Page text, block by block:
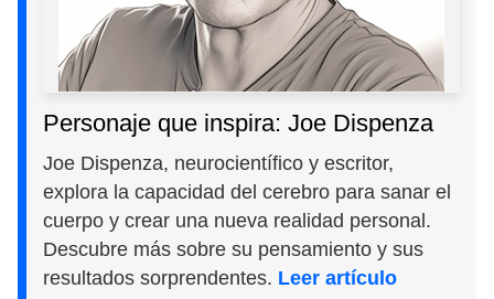
Personaje que inspira: Joe Dispenza
Joe Dispenza, neurocientífico y escritor,
explora la capacidad del cerebro para sanar el
cuerpo y crear una nueva realidad personal.
Descubre más sobre su pensamiento y sus
resultados sorprendentes. Leer artículo